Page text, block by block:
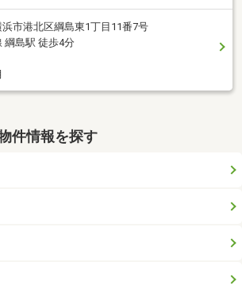
市港北区綱島東1丁目11番7号
綱島駅 徒歩4分
件情報を探す